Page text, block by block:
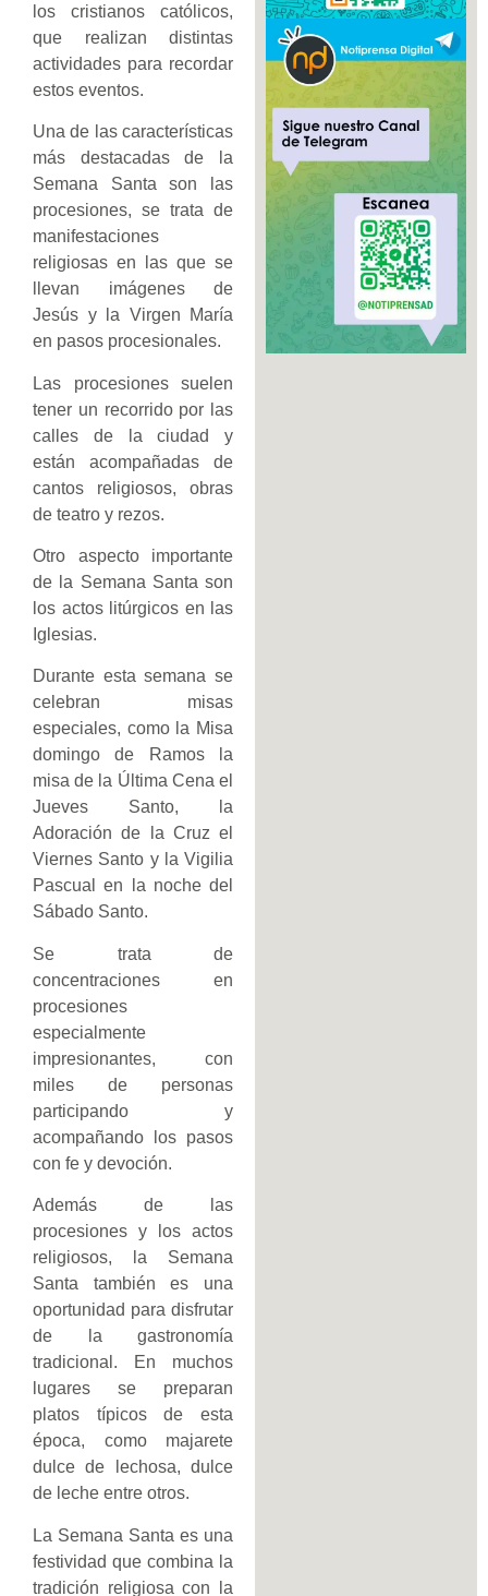
los cristianos católicos,
que realizan distintas
actividades para recordar
estos eventos.
Una de las características
más destacadas de la
Semana Santa son las
procesiones, se trata de
manifestaciones
religiosas en las que se
llevan imágenes de
Jesús y la Virgen María
en pasos procesionales.
Las procesiones suelen
tener un recorrido por las
calles de la ciudad y
están acompañadas de
cantos religiosos, obras
de teatro y rezos.
Otro aspecto importante
de la Semana Santa son
los actos litúrgicos en las
Iglesias.
Durante esta semana se
celebran misas
especiales, como la Misa
domingo de Ramos la
misa de la Última Cena el
Jueves Santo, la
Adoración de la Cruz el
Viernes Santo y la Vigilia
Pascual en la noche del
Sábado Santo.
Se trata de
concentraciones en
procesiones
especialmente
impresionantes, con
miles de personas
participando y
acompañando los pasos
con fe y devoción.
Además de las
procesiones y los actos
religiosos, la Semana
Santa también es una
oportunidad para disfrutar
de la gastronomía
tradicional. En muchos
lugares se preparan
platos típicos de esta
época, como majarete
dulce de lechosa, dulce
de leche entre otros.
La Semana Santa es una
festividad que combina la
tradición religiosa con la